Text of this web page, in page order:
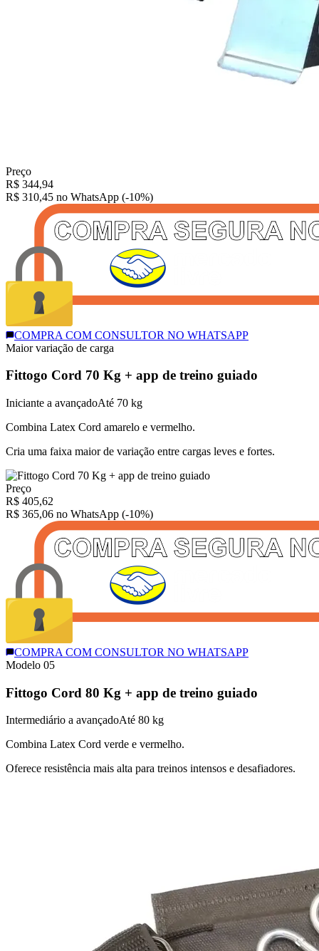
Preço
R$ 344,94
R$ 310,45 no WhatsApp (-10%)
COMPRA COM CONSULTOR NO WHATSAPP
Maior variação de carga
Fittogo Cord 70 Kg + app de treino guiado
Iniciante a avançadoAté 70 kg
Combina Latex Cord amarelo e vermelho.
Cria uma faixa maior de variação entre cargas leves e fortes.
Preço
R$ 405,62
R$ 365,06 no WhatsApp (-10%)
COMPRA COM CONSULTOR NO WHATSAPP
Modelo 05
Fittogo Cord 80 Kg + app de treino guiado
Intermediário a avançadoAté 80 kg
Combina Latex Cord verde e vermelho.
Oferece resistência mais alta para treinos intensos e desafiadores.